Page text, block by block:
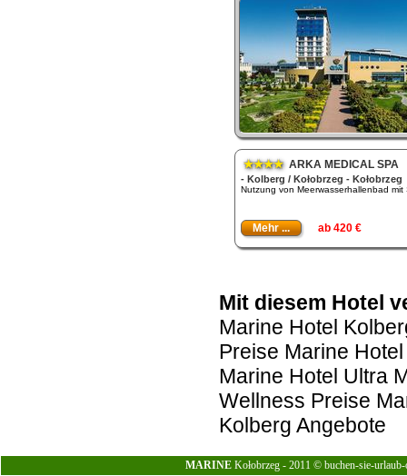
★★★★ARKA MEDICAL SPA
- Kolberg / Kołobrzeg - Kołobrzeg
Nutzung von Meerwasserhallenbad mit
Mehr ... ab 420 €
Mit diesem Hotel
Marine Hotel
Preise Marine
Marine Hotel Ultra
Wellness Preise
Kolberg Angebote
MARINE Kołobrzeg - 2011 © buchen-sie-